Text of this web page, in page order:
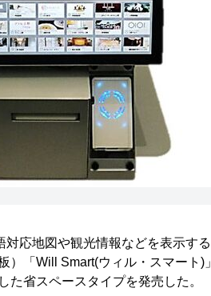
応地図や観光情報などを表示す
）「Will Smart(ウィル・スマート)
た省スペースタイプを発売した。